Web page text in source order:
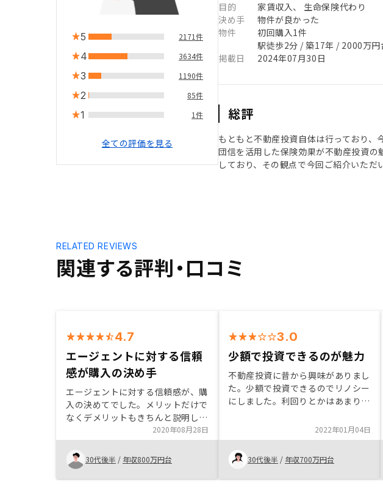
5 2171件
4 3634件
3 1190件
2 85件
1 1件
全ての評価を見る
目的
家賃収入、 生命保険代わり
決め手
物件が良かった
物件
初回購入1件
駅徒歩2分 / 築17年 / 2000万円
掲載日
2024年07月30日
総評
もともと不動産投資自体は行っており
団信を活用した保険効果が不動産投資
しており、その観点で今回ご紹介いただ
関連する評判・口コミ
RELATED REVIEWS
4.7
エージェントに対する信頼
感が購入の決め手
エージェントに対する信頼感が、購
入の決めてでした。メリットだけで
なくデメリットもきちんと説明して
もらえたのが良かったです。アフタ
ーフォローにも満足しています。提
携銀行や金利に関する詳細説明が欲
しかったです。ここしかないと言わ
れたので、そのまま契約しました
2020年08月28日
30代後半 / 年収800万円台
3.0
少額で投資できるのが魅力
不動産投資に昔から興味がありまし
た。少額で投資できるのでリノシー
にしました。利回りとかはあまり考
になります。もっとたくさん物件を
見たかった。実際に見に行けないの
は、少し心配な点ではあります。
2022年01月04日
30代後半 / 年収700万円台